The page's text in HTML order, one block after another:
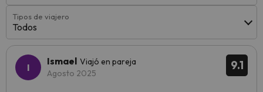
Tipos de viajero
Todos
9.1
Ismael Viajó en pareja
Agosto 2025